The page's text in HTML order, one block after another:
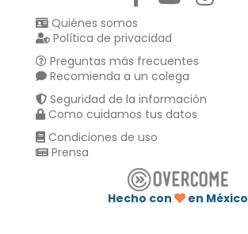
Quiénes somos
Política de privacidad
Preguntas más frecuentes
Recomienda a un colega
Seguridad de la información
Como cuidamos tus datos
Condiciones de uso
Prensa
Hecho con
en México